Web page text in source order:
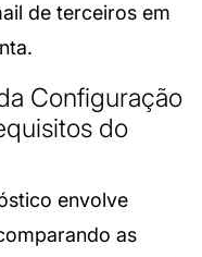
de terceiros em
Configuração
do
envolve
as